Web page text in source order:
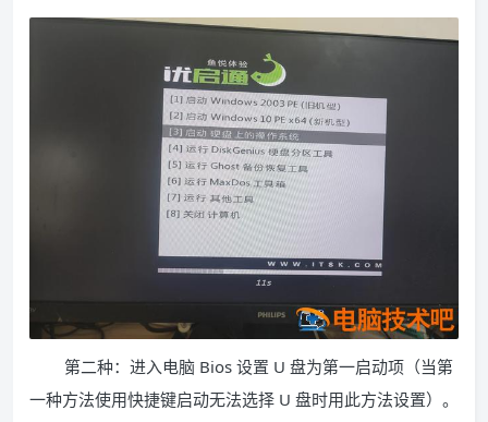
第二种：进入电脑 Bios 设置 U 盘为第一启动项（当第
一种方法使用快捷键启动无法选择 U 盘时用此方法设置）。